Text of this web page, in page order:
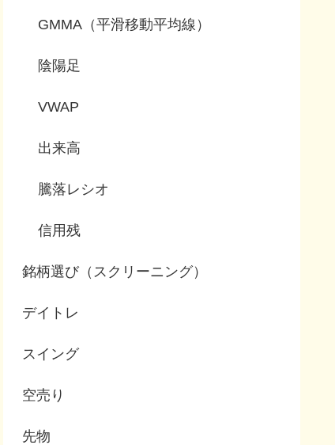
GMMA（平滑移動平均線）
陰陽足
VWAP
出来高
騰落レシオ
信用残
銘柄選び（スクリーニング）
デイトレ
スイング
空売り
先物